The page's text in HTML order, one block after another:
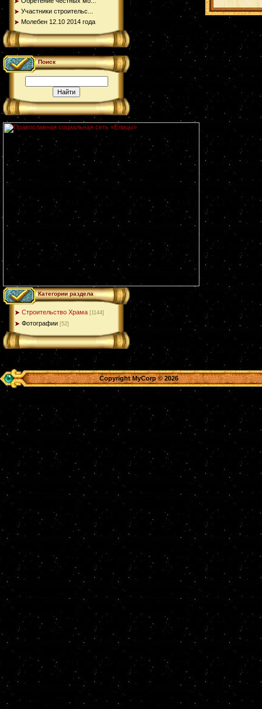
Участники строительс...
Молебен 12.10 2014 года
Поиск
Категории раздела
Строительство Храма [1144]
Фотографии [52]
Copyright MyCorp © 2026